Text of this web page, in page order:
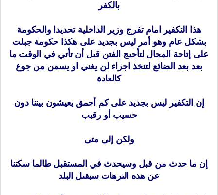
بالكفر
هذا التكفير امام تفرج وزير الداخلية تحديدا والحكومة
بشكل عام وهو أمر ليس بجديد على هكذا حكومة جبلت
على إتاحة المجال لتأجيج الفتن قبل أن تأتي في الوقت ما
بعد بعد الضائع لتتخذ اجراء لن يغني او يسمن من جوع
كالعادة
إن التكفير ليس بجديد على كم أحمق يعيشون بيننا دون
حسيب أو رقيب
ولكن إلى متى
إن ما حدث من قبل وسيحدث في المستقبل طالما سكتنا
عن هذه الترهات سيقتل البلد